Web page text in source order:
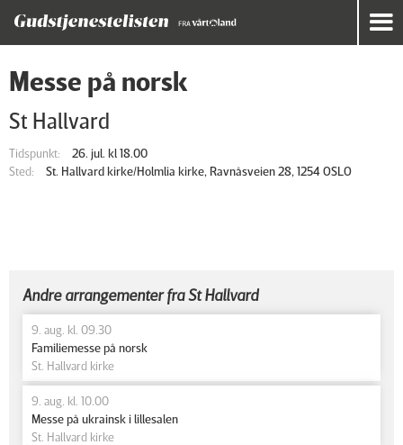
Messe på norsk
St Hallvard
Tidspunkt:
26. jul. kl 18.00
Sted:
St. Hallvard kirke/Holmlia kirke, Ravnåsveien 28, 1254 OSLO
Andre arrangementer fra St Hallvard
9. aug. kl. 09.30
Familiemesse på norsk
St. Hallvard kirke
9. aug. kl. 10.00
Messe på ukrainsk i lillesalen
St. Hallvard kirke